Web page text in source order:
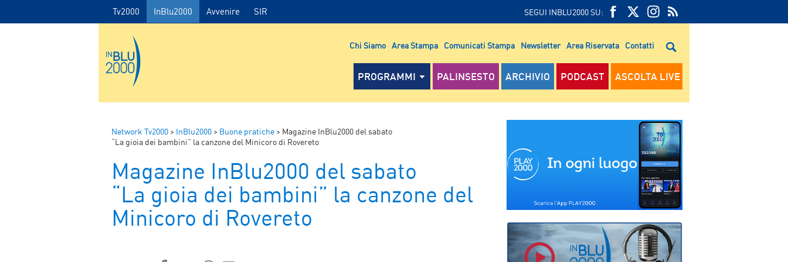
Tv2000 InBlu2000 Avvenire SIR SEGUI INBLU2000 SU:
FEED
RSS
RSS
Chi Siamo Area Stampa Comunicati Stampa Newsletter Area Riservata Contatti
PROGRAMMI PALINSESTO ARCHIVIO PODCAST ASCOLTA LIVE
Network Tv2000 > InBlu2000 > Buone pratiche > Magazine InBlu2000 del sabato
“La gioia dei bambini” la canzone del Minicoro di Rovereto
Magazine InBlu2000 del sabato
“La gioia dei bambini” la canzone del
Minicoro di Rovereto